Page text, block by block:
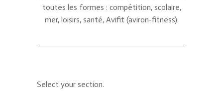
toutes les formes : compétition, scolaire,
mer, loisirs, santé, Avifit (aviron-fitness).
Select your section.